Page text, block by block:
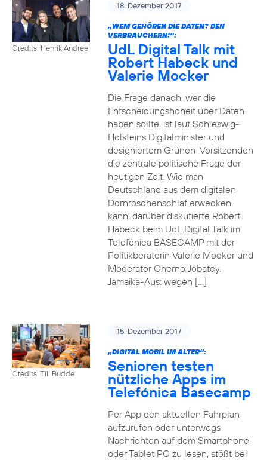
Credits: Henrik Andree
18. Dezember 2017
„WEM GEHÖREN DIE DATEN? DEN
VERBRAUCHERN!“:
UdL Digital Talk mit
Robert Habeck und
Valerie Mocker
Die Frage danach, wer die
Entscheidungshoheit über Daten
haben sollte, ist laut Schleswig-
Holsteins Digitalminister und
designiertem Grünen-Vorsitzenden
die zentrale politische Frage der
heutigen Zeit. Wie man
Deutschland aus dem digitalen
Dornröschenschlaf erwecken
kann, darüber diskutierte Robert
Habeck beim UdL Digital Talk im
Telefónica BASECAMP mit der
Politikberaterin Valerie Mocker und
Moderator Cherno Jobatey.
Jamaika-Aus: wegen […]
Credits: Till Budde
15. Dezember 2017
„DIGITAL MOBIL IM ALTER“:
Senioren testen
nützliche Apps im
Telefónica Basecamp
Per App den aktuellen Fahrplan
aufzurufen oder unterwegs
Nachrichten auf dem Smartphone
oder Tablet PC zu lesen, stößt bei